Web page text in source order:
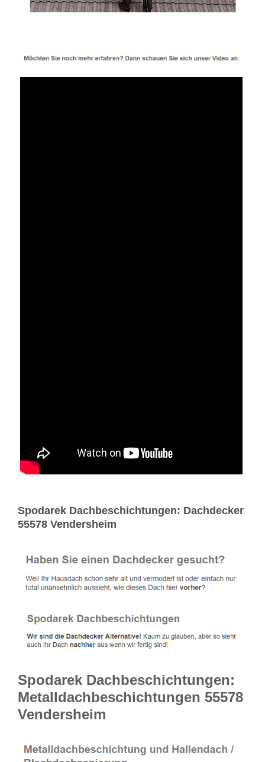
Spodarek Dachbeschichtungen: Dachdecker
55578 Vendersheim
Spodarek Dachbeschichtungen:
Metalldachbeschichtungen 55578
Vendersheim